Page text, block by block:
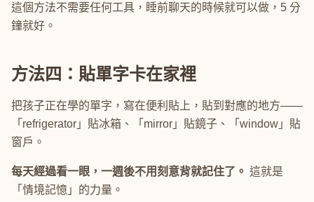
這個方法不需要任何工具，睡前聊天的時候就可以做，5 分
鐘就好。
方法四：貼單字卡在家裡
把孩子正在學的單字，寫在便利貼上，貼到對應的地方——
「refrigerator」貼冰箱、「mirror」貼鏡子、「window」貼
窗戶。
每天經過看一眼，一週後不用刻意背就記住了。 這就是
「情境記憶」的力量。